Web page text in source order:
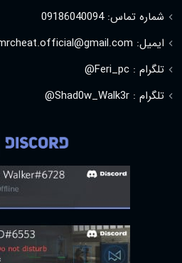
شماره تماس: 09186040094
ایمیل: mrcheat.official@gmail.com
تلگرام : Feri_pc@
تلگرام : Shad0w_Walk3r@